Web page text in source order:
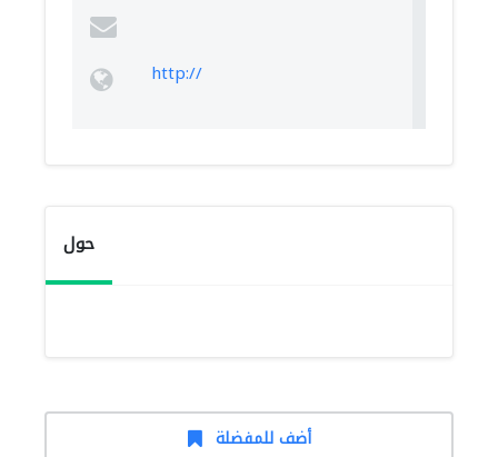
http://
حول
أضف للمفضلة